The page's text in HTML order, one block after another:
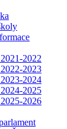
2022
2023
2024
2025
2026